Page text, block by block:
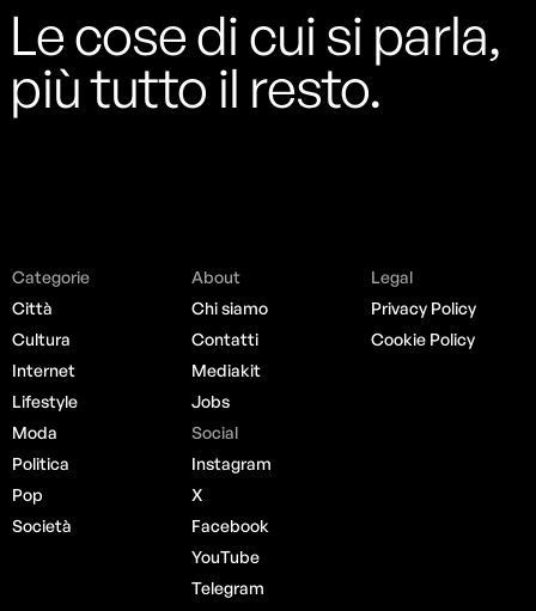
Le cose di cui si parla,
più tutto il resto.
Categorie
Città
Cultura
Internet
Lifestyle
Moda
Politica
Pop
Società
About
Chi siamo
Contatti
Mediakit
Jobs
Social
Instagram
X
Facebook
YouTube
Telegram
Legal
Privacy Policy
Cookie Policy